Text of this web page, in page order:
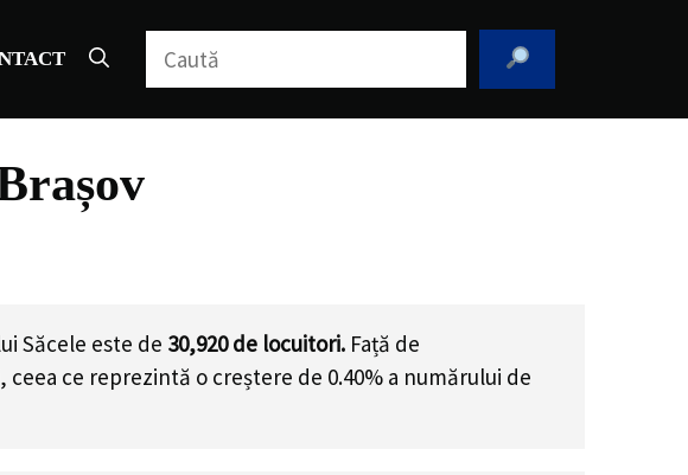
Caută
Săcele este de 30,920de locuitori. Față de
ceea ce reprezintă o creștere de 0.40% a numărului de